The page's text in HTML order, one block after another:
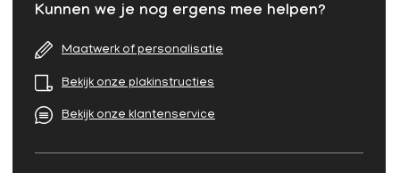
Kunnen we je nog ergens mee helpen?
Maatwerk of personalisatie
Bekijk onze plakinstructies
Bekijk onze klantenservice